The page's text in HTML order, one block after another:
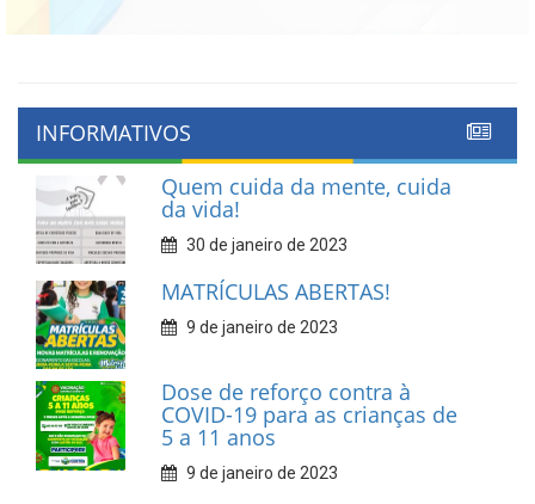
INFORMATIVOS
Quem cuida da mente, cuida
da vida!
30 de janeiro de 2023
MATRÍCULAS ABERTAS!
9 de janeiro de 2023
Dose de reforço contra à
COVID-19 para as crianças de
5 a 11 anos
9 de janeiro de 2023